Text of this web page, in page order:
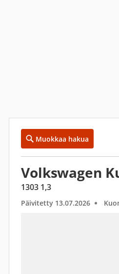
Muokkaa hakua
Volkswagen
1303 1,3
Päivitetty 13.07.2026